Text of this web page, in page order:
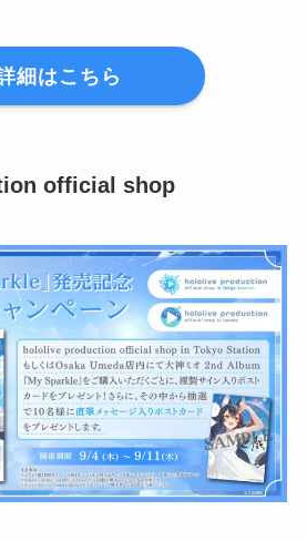
細はこちら
official shop